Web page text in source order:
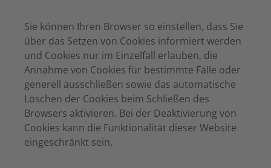
Sie können Ihren Browser so einstellen, dass Sie
über das Setzen von Cookies informiert werden
und Cookies nur im Einzelfall erlauben, die
Annahme von Cookies für bestimmte Fälle oder
generell ausschließen sowie das automatische
Löschen der Cookies beim Schließen des
Browsers aktivieren. Bei der Deaktivierung von
Cookies kann die Funktionalität dieser Website
eingeschränkt sein.